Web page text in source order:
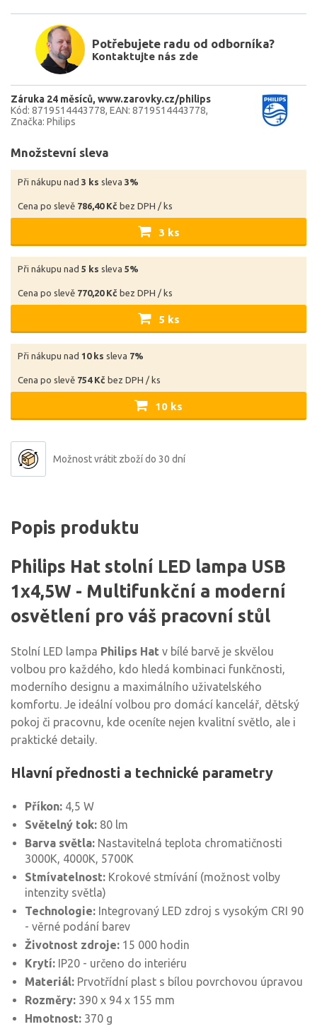
Potřebujete radu od odborníka?
Kontaktujte nás zde
Záruka 24 měsíců www.zarovky.cz/philips
Kód: 8719514443778 EAN: 8719514443778
Značka: Philips
Množstevní sleva
Při nákupu nad 3 ks sleva 3%
Cena po slevě 786,40 Kč bez DPH / ks
3 ks
Při nákupu nad 5 ks sleva 5%
Cena po slevě 770,20 Kč bez DPH / ks
5 ks
Při nákupu nad 10 ks sleva 7%
Cena po slevě 754 Kč bez DPH / ks
10 ks
Možnost vrátit zboží do 30 dní
Popis produktu
Philips Hat stolní LED lampa USB
1x4,5W - Multifunkční a moderní
osvětlení pro váš pracovní stůl
Stolní LED lampa Philips Hat v bílé barvě je skvělou
volbou pro každého, kdo hledá kombinaci funkčnosti,
moderního designu a maximálního uživatelského
komfortu. Je ideální volbou pro domácí kancelář, dětský
pokoj či pracovnu, kde oceníte nejen kvalitní světlo, ale i
praktické detaily.
Hlavní přednosti a technické parametry
Příkon: 4,5 W
Světelný tok: 80 lm
Barva světla: Nastavitelná teplota chromatičnosti
3000K, 4000K, 5700K
Stmívatelnost: Krokové stmívání (možnost volby
intenzity světla)
Technologie: Integrovaný LED zdroj s vysokým CRI 90
- věrné podání barev
Životnost zdroje: 15 000 hodin
Krytí: IP20 - určeno do interiéru
Materiál: Prvotřídní plast s bílou povrchovou úpravou
Rozměry: 390 x 94 x 155 mm
Hmotnost: 370 g